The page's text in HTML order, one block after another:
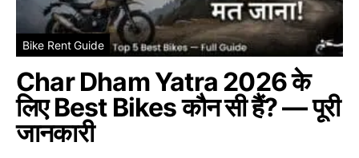
Bike Rent Guide
Char Dham Yatra 2026 के
लिए Best Bikes कौन सी हैं? — पूरी
जानकारी